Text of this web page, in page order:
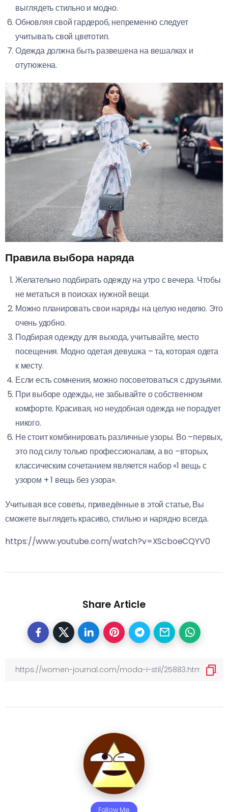
выглядеть стильно и модно.
Обновляя свой гардероб, непременно следует
учитывать свой цветотип.
Одежда должна быть развешена на вешалках и
отутюжена.
Правила выбора наряда
Желательно подбирать одежду на утро с вечера. Чтобы
не метаться в поисках нужной вещи.
Можно планировать свои наряды на целую неделю. Это
очень удобно.
Подбирая одежду для выхода, учитывайте, место
посещения. Модно одетая девушка – та, которая одета
к месту.
Если есть сомнения, можно посоветоваться с друзьями.
При выборе одежды, не забывайте о собственном
комфорте. Красивая, но неудобная одежда не порадует
никого.
Не стоит комбинировать различные узоры. Во –первых,
это под силу только профессионалам, а во –вторых,
классическим сочетанием является набор «1 вещь с
узором + 1 вещь без узора».
Учитывая все советы, приведённые в этой статье, Вы
сможете выглядеть красиво, стильно и нарядно всегда.
https://www.youtube.com/watch?v=XScboeCQYV0
Share Article
Follow Me